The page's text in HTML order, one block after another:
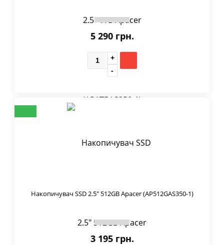
5 290 грн.
Накопичувач SSD 2.5" 512GB Apacer (AP512GAS350-1)
3 195 грн.